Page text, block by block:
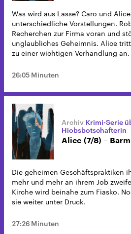
Was wird aus Lasse? Caro und
unterschiedliche Vorstellungen.
Recherchen zur Firma voran und
unglaubliches Geheimnis. Alice
zu einer wichtigen Verhandlung an.
26:05 Minuten
Krimi-Serie
Hiobsbotschafterin
Alice (7/8) –
Die geheimen Geschäftspraktiken
mehr und mehr an ihrem Job
Kirche wird beinahe zum Fiasko.
sie weiter unter Druck.
27:26 Minuten